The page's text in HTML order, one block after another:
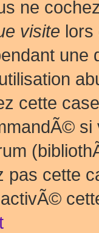
ne
visite lors
une
cette
si
pas cette